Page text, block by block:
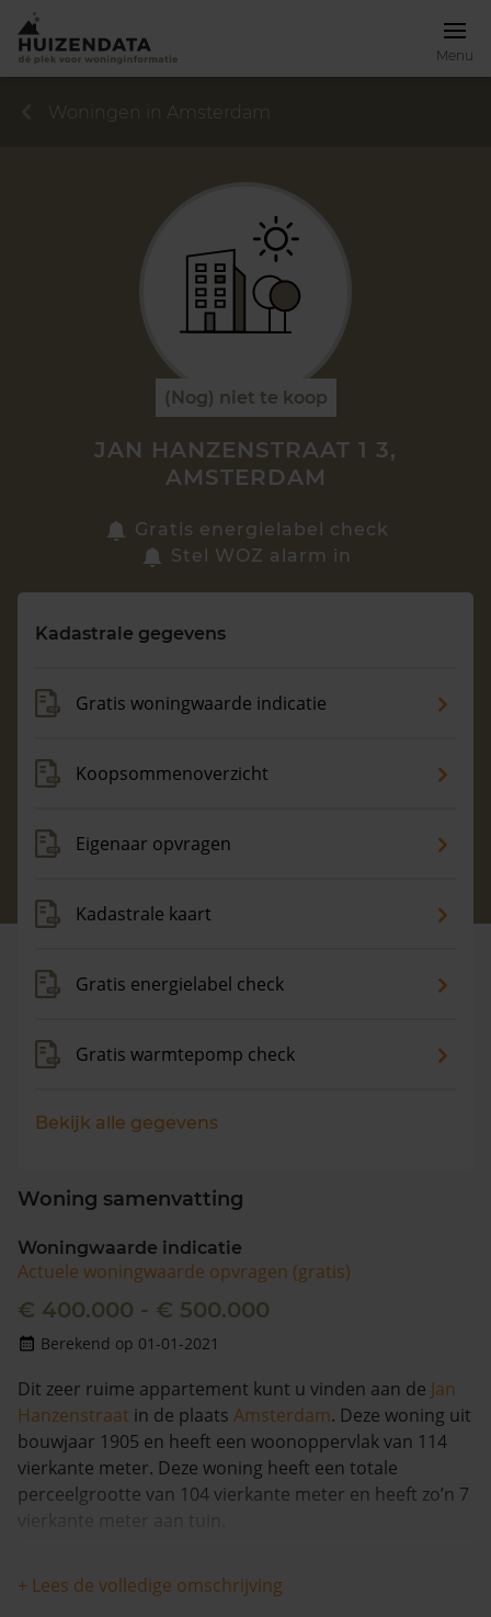
Menu
Vragen? Neem contact met ons op
088 220 4200
Woningen in Amsterdam
(Nog) niet te koop
JAN HANZENSTRAAT 1 3,
AMSTERDAM
Gratis energielabel check
Stel WOZ alarm in
Kadastrale gegevens
Gratis woningwaarde indicatie
Koopsommenoverzicht
Eigenaar opvragen
Kadastrale kaart
Gratis energielabel check
Gratis warmtepomp check
Bekijk alle gegevens
Woning samenvatting
Woningwaarde indicatie
Actuele woningwaarde opvragen (gratis)
€ 400.000 - € 500.000
Berekend op 01-01-2021
Dit zeer ruime appartement kunt u vinden aan de Jan
Hanzenstraat in de plaats Amsterdam. Deze woning uit
bouwjaar 1905 en heeft een woonoppervlak van 114
vierkante meter. Deze woning heeft een totale
perceelgrootte van 104 vierkante meter en heeft zo’n 7
vierkante meter aan tuin.
Dit appartement is voor het laatst verkocht in 2011 en
is in de afgelopen 12 maanden meer dan 8% meer
+ Lees de volledige omschrijving